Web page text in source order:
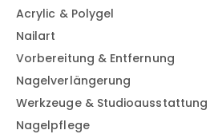
Acrylic & Polygel
Nailart
Vorbereitung & Entfernung
Nagelverlängerung
Werkzeuge & Studioausstattung
Nagelpflege